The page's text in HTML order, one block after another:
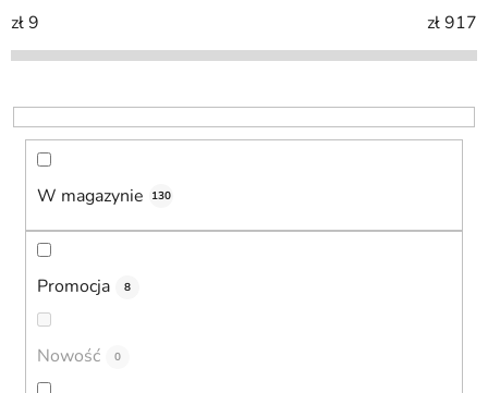
w
a
i
e
zł9 zł917
W magazynie 130
Promocja 8
Nowość 0